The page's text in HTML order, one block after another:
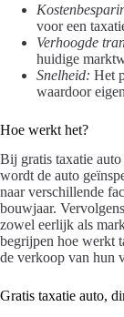
voor een
Verhoogde
huidige
Snelheid: Het
waardoor
Hoe werkt het?
Bij gratis taxatie
wordt de auto
naar verschillende
bouwjaar.
zowel eerlijk als
begrijpen hoe werkt
de verkoop van hun
Gratis taxatie auto,